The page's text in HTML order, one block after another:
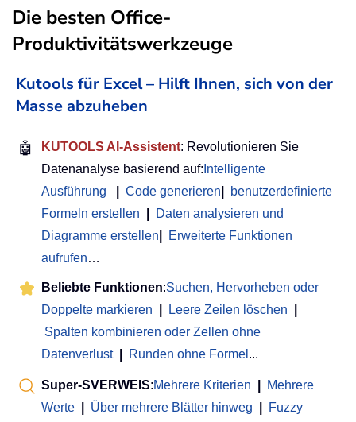
Die besten Office-
Produktivitätswerkzeuge
Kutools für Excel – Hilft Ihnen, sich von der
Masse abzuheben
🤖 KUTOOLS AI-Assistent: Revolutionieren Sie
Datenanalyse basierend auf: Intelligente
Ausführung
Code generieren
benutzerdefinierte
Formeln erstellen
Daten analysieren und
Diagramme erstellen
Erweiterte Funktionen
aufrufen…
Beliebte Funktionen:Suchen, Hervorheben oder
Doppelte markieren
Leere Zeilen löschen
Spalten kombinieren oder Zellen ohne
Datenverlust
Runden ohne Formel ...
Super-SVERWEIS:Mehrere Kriterien
Mehrere
Werte
Über mehrere Blätter hinweg
Fuzzy